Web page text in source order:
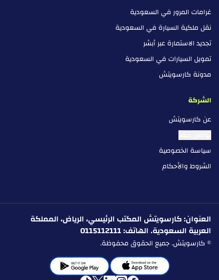
غرامات المرور في السعودية
نقل ملكية السيارة في السعودية
تجديد الاستمارة عبر أبشر
تمويل السيارات في السعودية
مدونة كارسويتش
الشركة
عن كارسويتش
تواصل معنا
سياسة الخصوصية
الشروط والأحكام
العنوان: كارسويتش المكتب الرئيسي، الرياض، المملكة
العربية السعودية. الهاتف: 0115112111
© كارسويتش. جميع الحقوق محفوظة.